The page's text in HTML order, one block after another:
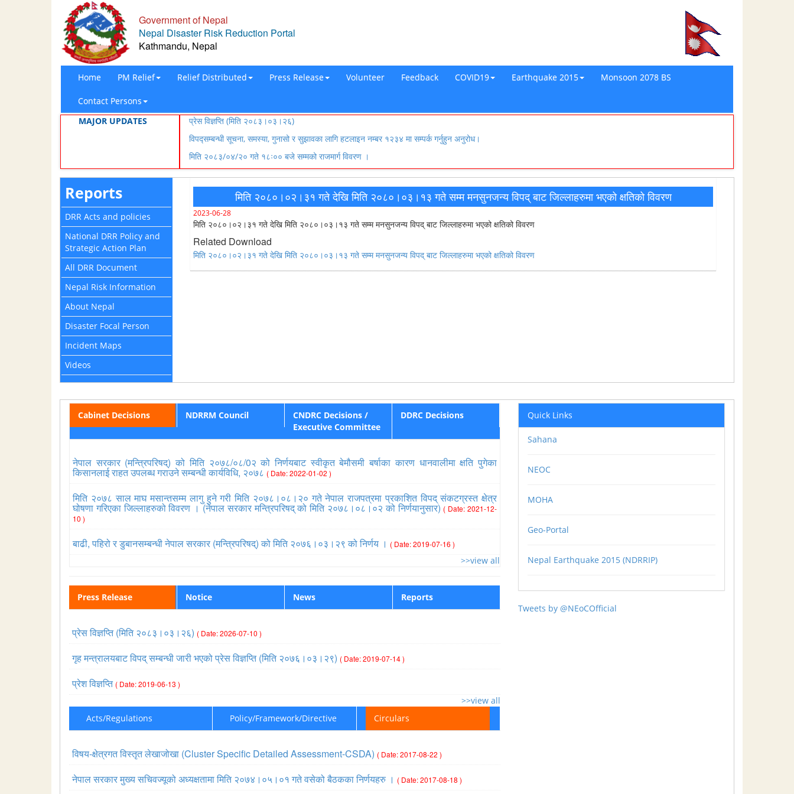
Government of Nepal
Nepal Disaster Risk Reduction Portal
Kathmandu, Nepal
Home PM Relief Relief Distributed Press Release Volunteer Feedback COVID19 Earthquake 2015 Monsoon 2078 BS
Contact Persons
MAJOR UPDATES
प्रेस विज्ञप्ति (मिति २०८३।०३।२६)
विपद्सम्बन्धी सूचना, समस्या, गुनासो र सुझावका लागि हटलाइन नम्बर १२३४ मा सम्पर्क गर्नुहुन अनुरोध।
मिति २०८३/०४/२० गते १८ः०० बजे सम्मको राजमार्ग विवरण ।
Reports
DRR Acts and policies
National DRR Policy and
Strategic Action Plan
All DRR Document
Nepal Risk Information
About Nepal
Disaster Focal Person
Incident Maps
Videos
मिति २०८०।०२।३१ गते देखि मिति २०८०।०३।१३ गते सम्म मनसुनजन्य विपद् बाट जिल्लाहरुमा भएको क्षतिको विवरण
2023-06-28
मिति २०८०।०२।३१ गते देखि मिति २०८०।०३।१३ गते सम्म मनसुनजन्य विपद् बाट जिल्लाहरुमा भएको क्षतिको विवरण
Related Download
मिति २०८०।०२।३१ गते देखि मिति २०८०।०३।१३ गते सम्म मनसुनजन्य विपद् बाट जिल्लाहरुमा भएको क्षतिको विवरण
Cabinet Decisions NDRRM Council
CNDRC Decisions /
Executive Committee
DDRC Decisions
नेपाल सरकार (मन्त्रिपरिषद्) को मिति २०७८/०८/0२ को निर्णयबाट स्वीकृत बेमौसमी बर्षाका कारण धानवालीमा क्षति पुगेका
किसानलाई राहत उपलब्ध गराउने सम्बन्धी कार्यविधि, २०७८ ( Date: 2022-01-02 )
मिति २०७८ साल माघ मसान्तसम्म लागु हुने गरी मिति २०७८।०८।२० गते नेपाल राजपत्रमा प्रकाशित विपद् संकटग्रस्त क्षेत्र
घोषणा गरिएका जिल्लाहरुको विवरण । (नेपाल सरकार मन्त्रिपरिषद् को मिति २०७८।०८।०२ को निर्णयानुसार) ( Date: 2021-12-
10 )
बाढी, पहिरो र डुबानसम्बन्धी नेपाल सरकार (मन्त्रिपरिषद्) को मिति २०७६।०३।२९ को निर्णय । ( Date: 2019-07-16 )
>>view all
Press Release Notice News Reports
प्रेस विज्ञप्ति (मिति २०८३।०३।२६) ( Date: 2026-07-10 )
गृह मन्त्रालयबाट विपद् सम्बन्धी जारी भएको प्रेस विज्ञप्ति (मिति २०७६।०३।२९) ( Date: 2019-07-14 )
प्रेश विज्ञप्ति ( Date: 2019-06-13 )
>>view all
Acts/Regulations
Policy/Framework/Directive Circulars
विषय-क्षेत्रगत विस्तृत लेखाजोखा (Cluster Specific Detailed Assessment-CSDA) ( Date: 2017-08-22 )
नेपाल सरकार मुख्य सचिवज्यूको अध्यक्षतामा मिति २०७४।०५।०१ गते वसेको बैठकका निर्णयहरु । ( Date: 2017-08-18 )
Quick Links
Sahana
NEOC
MOHA
Geo-Portal
Nepal Earthquake 2015 (NDRRIP)
Tweets by @NEoCOfficial